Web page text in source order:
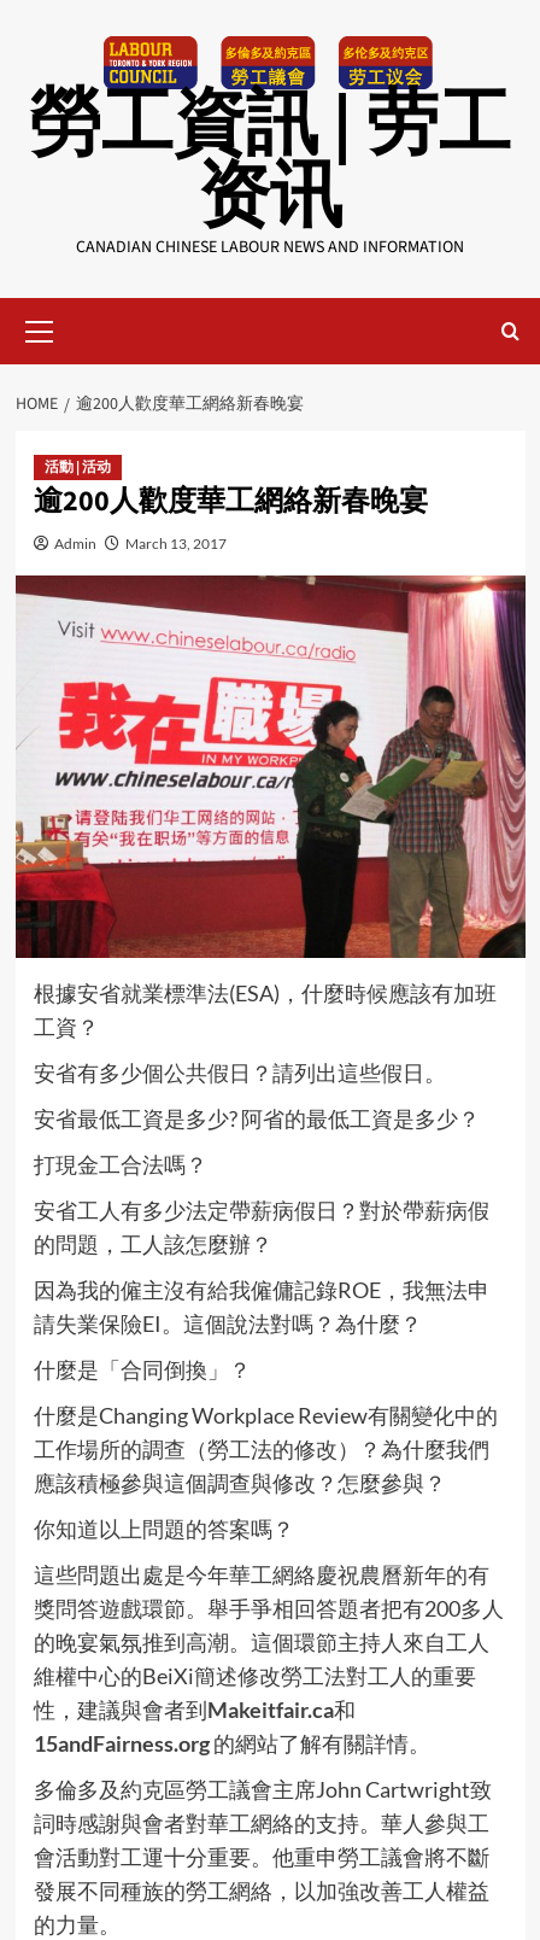
勞工資訊 | 劳工
资讯
CANADIAN CHINESE LABOUR NEWS AND INFORMATION
Menu
HOME 逾200人歡度華工網絡新春晚宴
活動 | 活动
逾200人歡度華工網絡新春晚宴
Admin March 13, 2017
根據安省就業標準法(ESA)，什麼時候應該有加班
工資？
安省有多少個公共假日？請列出這些假日。
安省最低工資是多少? 阿省的最低工資是多少？
打現金工合法嗎？
安省工人有多少法定帶薪病假日？對於帶薪病假
的問題，工人該怎麼辦？
因為我的僱主沒有給我僱傭記錄ROE，我無法申
請失業保險EI。這個說法對嗎？為什麼？
什麼是「合同倒換」？
什麼是Changing Workplace Review有關變化中的
工作場所的調查（勞工法的修改）？為什麼我們
應該積極參與這個調查與修改？怎麼參與？
你知道以上問題的答案嗎？
這些問題出處是今年華工網絡慶祝農曆新年的有
獎問答遊戲環節。舉手爭相回答題者把有200多人
的晚宴氣氛推到高潮。這個環節主持人來自工人
維權中心的BeiXi簡述修改勞工法對工人的重要
性，建議與會者到Makeitfair.ca和
15andFairness.org 的網站了解有關詳情。
多倫多及約克區勞工議會主席John Cartwright致
詞時感謝與會者對華工網絡的支持。華人參與工
會活動對工運十分重要。他重申勞工議會將不斷
發展不同種族的勞工網絡，以加強改善工人權益
的力量。